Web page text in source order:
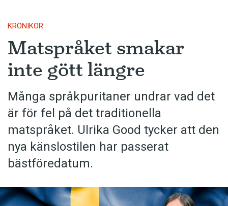
KRÖNIKOR
Matspråket smakar
inte gött längre
Många språkpuritaner undrar vad det
är för fel på det traditionella
matspråket. Ulrika Good tycker att den
nya känslostilen har passerat
bästföredatum.